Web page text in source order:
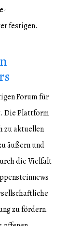
festigen.
Forum für
Die Plattform
zu aktuellen
äußern und
die Vielfalt
zu fördern.